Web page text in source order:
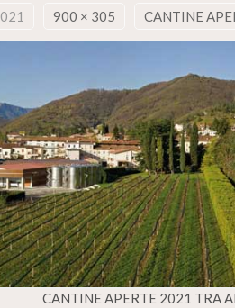
900 × 305 CANTINE
CANTINE APERTE 2021 TRA